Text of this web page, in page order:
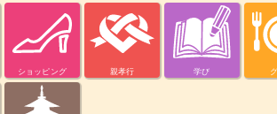
ショッピング 親孝行 学び